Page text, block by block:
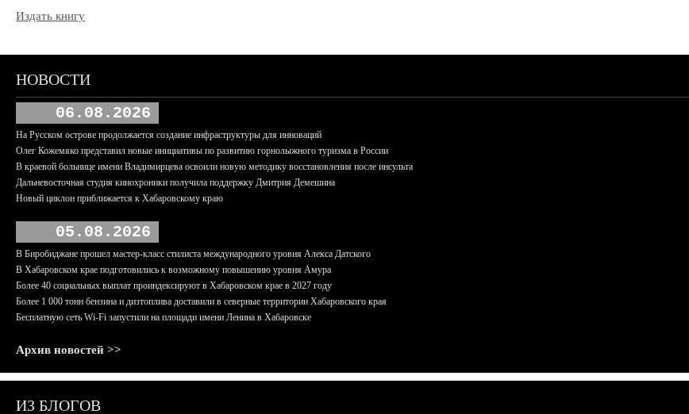
Издать книгу
НОВОСТИ
06.08.2026
На Русском острове продолжается создание инфраструктуры для инноваций
Олег Кожемяко представил новые инициативы по развитию горнолыжного туризма в России
В краевой больнице имени Владимирцева освоили новую методику восстановления после инсульта
Дальневосточная студия кинохроники получила поддержку Дмитрия Демешина
Новый циклон приближается к Хабаровскому краю
05.08.2026
В Биробиджане прошел мастер-класс стилиста международного уровня Алекса Датского
В Хабаровском крае подготовились к возможному повышению уровня Амура
Более 40 социальных выплат проиндексируют в Хабаровском крае в 2027 году
Более 1 000 тонн бензина и дизтоплива доставили в северные территории Хабаровского края
Бесплатную сеть Wi-Fi запустили на площади имени Ленина в Хабаровске
Архив новостей >>
ИЗ БЛОГОВ